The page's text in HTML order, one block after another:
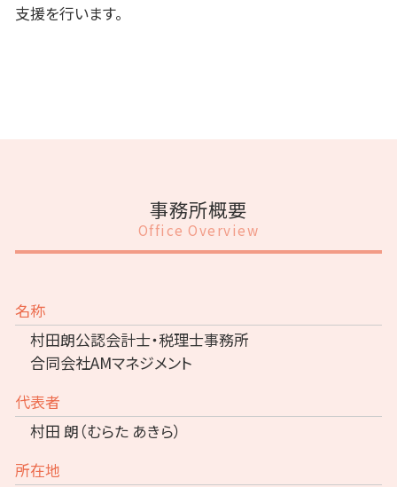
支援を行います。
事務所概要
Office Overview
名称
村田朗公認会計士・税理士事務所
合同会社AMマネジメント
代表者
村田 朗（むらた あきら）
所在地